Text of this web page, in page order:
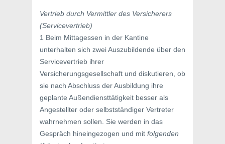
Vertrieb durch Vermittler des Versicherers
(Servicevertrieb)
1 Beim Mittagessen in der Kantine
unterhalten sich zwei Auszubildende über den
Servicevertrieb ihrer
Versicherungsgesellschaft und diskutieren, ob
sie nach Abschluss der Ausbildung ihre
geplante Außendiensttätigkeit besser als
Angestellter oder selbstständiger Vertreter
wahrnehmen sollen. Sie werden in das
Gespräch hineingezogen und mit folgenden